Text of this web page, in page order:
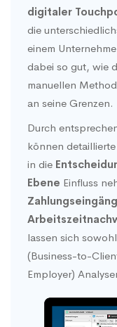
digitaler
die
einem
dabei so gut, wie
manuellen
an seine Grenzen.
Durch
können
in die
Ebene Einfluss
lassen sich
(Business-to-
Employer)